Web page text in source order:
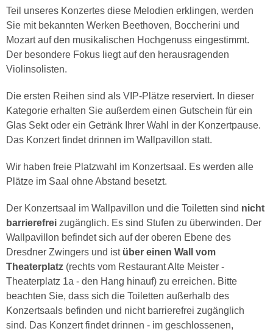
Teil unseres Konzertes diese Melodien erklingen, werden
Sie mit bekannten Werken Beethoven, Boccherini und
Mozart auf den musikalischen Hochgenuss eingestimmt.
Der besondere Fokus liegt auf den herausragenden
Violinsolisten.
Die ersten Reihen sind als VIP-Plätze reserviert. In dieser
Kategorie erhalten Sie außerdem einen Gutschein für ein
Glas Sekt oder ein Getränk Ihrer Wahl in der Konzertpause.
Das Konzert findet drinnen im Wallpavillon statt.
Wir haben freie Platzwahl im Konzertsaal. Es werden alle
Plätze im Saal ohne Abstand besetzt.
Der Konzertsaal im Wallpavillon und die Toiletten sind nicht
barrierefrei zugänglich. Es sind Stufen zu überwinden. Der
Wallpavillon befindet sich auf der oberen Ebene des
Dresdner Zwingers und ist über einen Wall vom
Theaterplatz (rechts vom Restaurant Alte Meister -
Theaterplatz 1a - den Hang hinauf) zu erreichen. Bitte
beachten Sie, dass sich die Toiletten außerhalb des
Konzertsaals befinden und nicht barrierefrei zugänglich
sind. Das Konzert findet drinnen - im geschlossenen,